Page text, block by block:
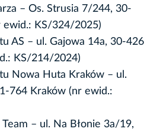
– Os. Strusia 7/244, 30-
ewid.: KS/324/2025)
AS – ul. Gajowa 14a, 30-426
KS/214/2024)
Nowa Huta Kraków – ul.
764 Kraków (nr ewid.:
– ul. Na Błonie 3a/19,